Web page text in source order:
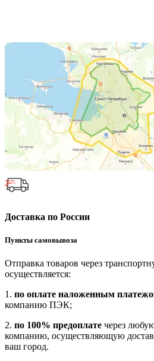
Доставка по России
Пункты самовывоза
Отправка товаров через
осуществляется:
1. по оплате наложенным
компанию ПЭК;
2. по 100% предоплате через
компанию, осуществляющую
ваш город.